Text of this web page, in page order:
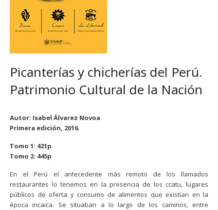
Picanterías y chicherías del Perú.
Patrimonio Cultural de la Nación
Autor: Isabel Álvarez Novoa
Primera edición, 2016.
Tomo 1: 421p
Tomo 2: 445p
En el Perú el antecedente más remoto de los llamados
restaurantes lo tenemos en la presencia de los ccatu, lugares
públicos de oferta y consumo de alimentos que existían en la
época incaica. Se situaban a lo largo de los caminos, entre